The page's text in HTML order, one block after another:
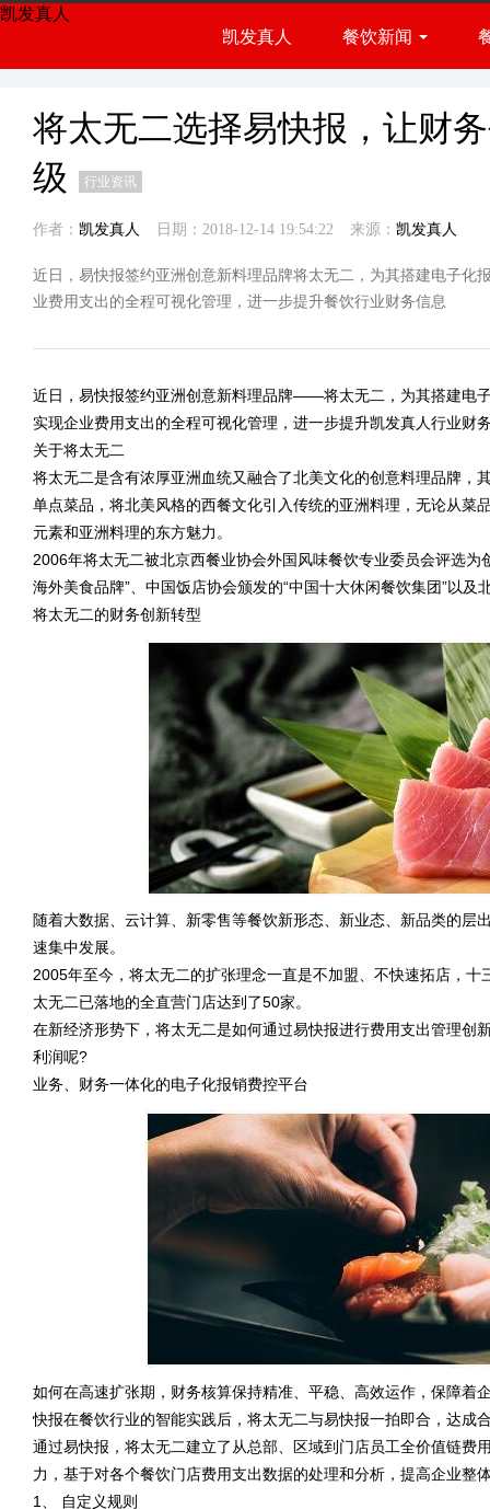
凯发真人
凯发真人
餐饮新闻
行业资讯
将太无二选择易快报，让财
级
行业资讯
作者： 凯发真人 日期：2018-12-14 19:54:22 来源： 凯发真人
近日，易快报签约亚洲创意新料理品牌将太无二，为其搭建电子化
业费用支出的全程可视化管理，进一步提升餐饮行业财务信息
近日，易快报签约亚洲创意新料理品牌——将太无二，为其搭建电
实现企业费用支出的全程可视化管理，进一步提升凯发真人行业财
关于将太无二
将太无二是含有浓厚亚洲血统又融合了北美文化的创意料理品牌，
单点菜品，将北美风格的西餐文化引入传统的亚洲料理，无论从菜
元素和亚洲料理的东方魅力。
2006年将太无二被北京西餐业协会外国风味餐饮专业委员会评选
海外美食品牌”、中国饭店协会颁发的“中国十大休闲餐饮集团”以
将太无二的财务创新转型
随着大数据、云计算、新零售等餐饮新形态、新业态、新品类的层
速集中发展。
2005年至今，将太无二的扩张理念一直是不加盟、不快速拓店，
太无二已落地的全直营门店达到了50家。
在新经济形势下，将太无二是如何通过易快报进行费用支出管理创
利润呢?
业务、财务一体化的电子化报销费控平台
如何在高速扩张期，财务核算保持精准、平稳、高效运作，保障着
快报在餐饮行业的智能实践后，将太无二与易快报一拍即合，达成
通过易快报，将太无二建立了从总部、区域到门店员工全价值链费
力，基于对各个餐饮门店费用支出数据的处理和分析，提高企业整
1、 自定义规则